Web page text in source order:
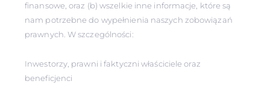
finansowe, oraz (b) wszelkie inne informacje, które są
nam potrzebne do wypełnienia naszych zobowiązań
prawnych. W szczególności:
Inwestorzy, prawni i faktyczni właściciele oraz
beneficjenci